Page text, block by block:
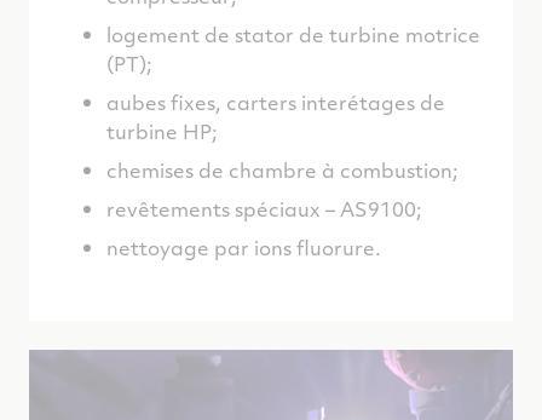
logement de stator de turbine motrice
(PT);
aubes fixes, carters interétages de
turbine HP;
chemises de chambre à combustion;
revêtements spéciaux – AS9100;
nettoyage par ions fluorure.